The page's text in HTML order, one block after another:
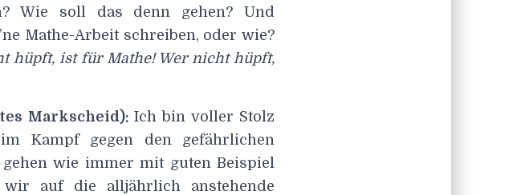
Wie soll das denn gehen? Und
Mathe-Arbeit schreiben, oder wie?
hüpft, ist für Mathe! Wer nicht hüpft,
Markscheid): Ich bin voller Stolz
Kampf gegen den gefährlichen
wie immer mit guten Beispiel
auf die alljährlich anstehende